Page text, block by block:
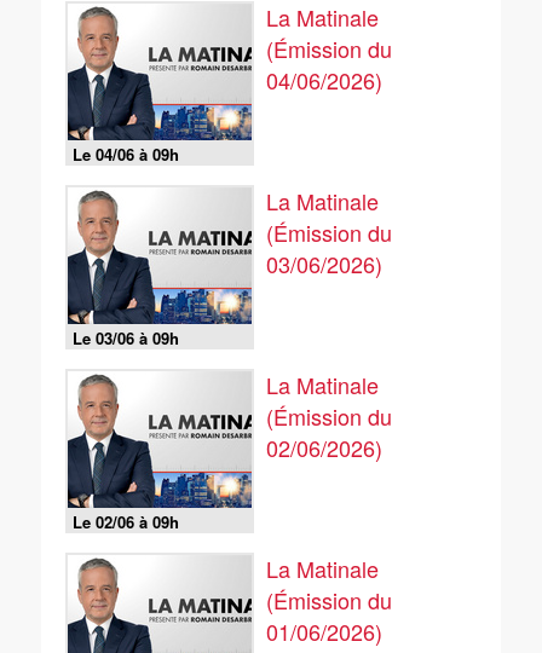
Le 04/06 à 09h
La Matinale
(Émission du
04/06/2026)
Le 03/06 à 09h
La Matinale
(Émission du
03/06/2026)
Le 02/06 à 09h
La Matinale
(Émission du
02/06/2026)
La Matinale
(Émission du
01/06/2026)